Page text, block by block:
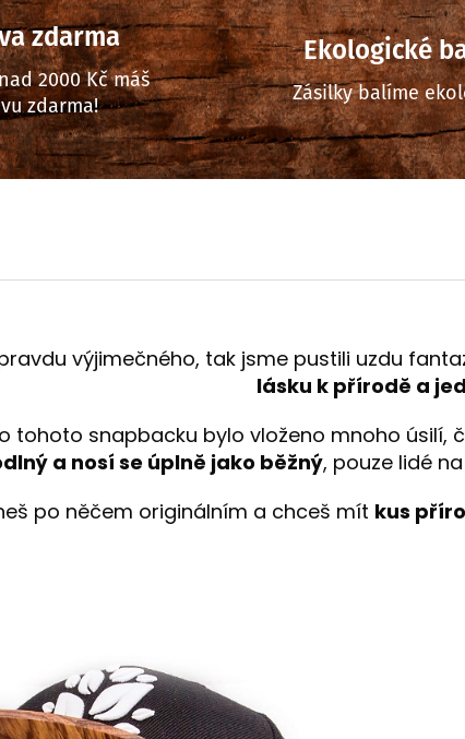
zdarma
2000 Kč máš
zdarma!
Ekologické
Zásilky balíme
výjimečného, tak jsme pustili uzdu
lásku k přírodě a
tohoto snapbacku bylo vloženo mnoho úsilí,
a nosí se úplně jako běžný, pouze lidé
po něčem originálním a chceš mít kus